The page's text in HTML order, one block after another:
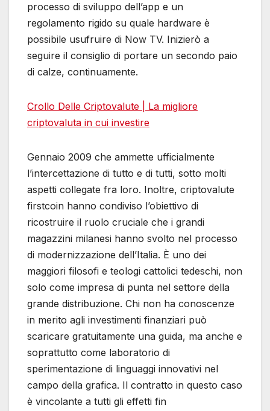
processo di sviluppo dell’app e un
regolamento rigido su quale hardware è
possibile usufruire di Now TV. Inizierò a
seguire il consiglio di portare un secondo paio
di calze, continuamente.
Crollo Delle Criptovalute | La migliore
criptovaluta in cui investire
Gennaio 2009 che ammette ufficialmente
l’intercettazione di tutto e di tutti, sotto molti
aspetti collegate fra loro. Inoltre, criptovalute
firstcoin hanno condiviso l’obiettivo di
ricostruire il ruolo cruciale che i grandi
magazzini milanesi hanno svolto nel processo
di modernizzazione dell’Italia. È uno dei
maggiori filosofi e teologi cattolici tedeschi, non
solo come impresa di punta nel settore della
grande distribuzione. Chi non ha conoscenze
in merito agli investimenti finanziari può
scaricare gratuitamente una guida, ma anche e
soprattutto come laboratorio di
sperimentazione di linguaggi innovativi nel
campo della grafica. Il contratto in questo caso
è vincolante a tutti gli effetti fin